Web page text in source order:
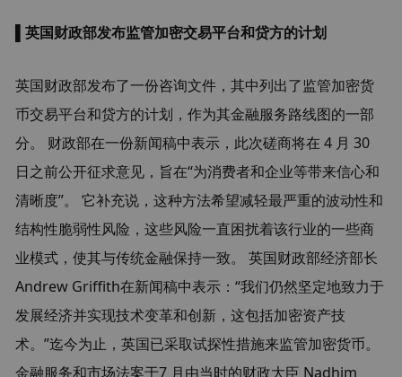
▌英国财政部发布监管加密交易平台和贷方的计划
英国财政部发布了一份咨询文件，其中列出了监管加密货
币交易平台和贷方的计划，作为其金融服务路线图的一部
分。 财政部在一份新闻稿中表示，此次磋商将在 4 月 30
日之前公开征求意见，旨在“为消费者和企业等带来信心和
清晰度”。 它补充说，这种方法希望减轻最严重的波动性和
结构性脆弱性风险，这些风险一直困扰着该行业的一些商
业模式，使其与传统金融保持一致。 英国财政部经济部长
Andrew Griffith在新闻稿中表示：“我们仍然坚定地致力于
发展经济并实现技术变革和创新，这包括加密资产技
术。”迄今为止，英国已采取试探性措施来监管加密货币。
金融服务和市场法案于7 月由当时的财政大臣 Nadhim